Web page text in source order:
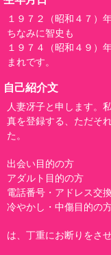
１９７２（昭和４７）
ちなみに智史も
１９７４（昭和４９）
まれです。
自己紹介文
人妻冴子と申します。
真を登録する、ただそ
た。
出会い目的の方
アダルト目的の方
電話番号・アドレス交
冷やかし・中傷目的の
は、丁重にお断りをさ